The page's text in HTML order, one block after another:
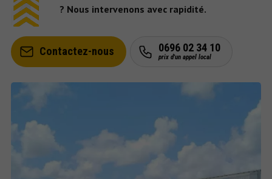
? Nous intervenons avec rapidité.
Contactez-nous 0696 02 34 10